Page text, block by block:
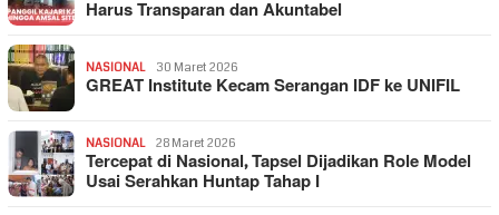
Harus Transparan dan Akuntabel
NASIONAL 30 Maret 2026
GREAT Institute Kecam Serangan IDF ke UNIFIL
NASIONAL 28 Maret 2026
Tercepat di Nasional, Tapsel Dijadikan Role Model
Usai Serahkan Huntap Tahap I